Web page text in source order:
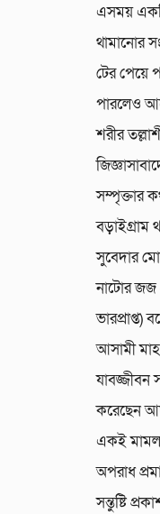
এসময়
থামানোর
টের পেয়ে
পারলেও
শরীর
সম্পৃক্তার
বড়াইগ্রাম
সুবেদার
নাটোর জজ
আসামী
যাবজ্জীবন
করেছেন
একই
অপরাধ
সন্তুষ্টি